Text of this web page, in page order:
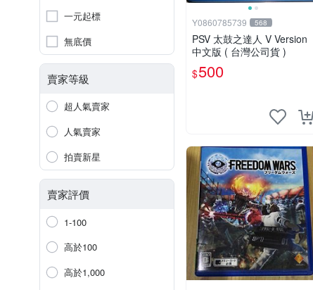
一元起標
無底價
賣家等級
超人氣賣家
人氣賣家
拍賣新星
賣家評價
1-100
高於100
高於1,000
Y0860785739 568
PSV 太鼓之達人 V Version
中文版 ( 台灣公司貨 )
$500